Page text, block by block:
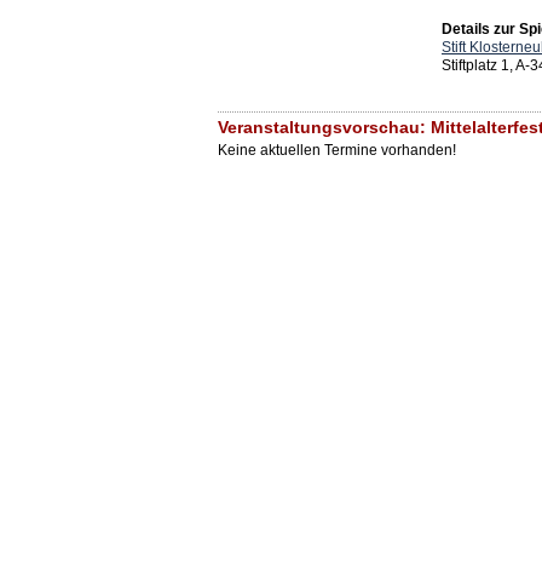
Details zur
Stift
Stiftplatz 1, A-
Veranstaltungsvorschau:
Keine aktuellen Termine vorhanden!